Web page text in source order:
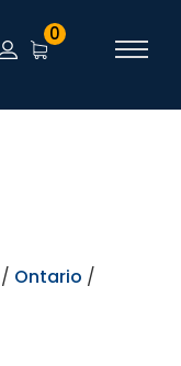
0
/ Ontario /